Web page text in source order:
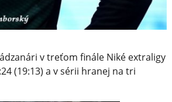
v treťom finále Niké extraligy
(19:13) a v sérii hranej na tri